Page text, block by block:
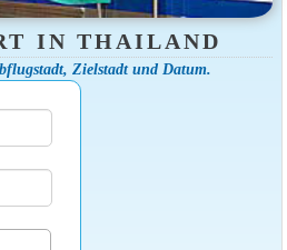
IN THAILAND
Zielstadt und Datum.